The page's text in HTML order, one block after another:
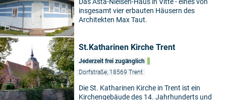
insgesamt vier erbauten Häusern des
Architekten Max Taut.
St.Katharinen Kirche Trent
Jederzeit frei zugänglich
Dorfstraße, 18569 Trent
Die St. Katharinen Kirche in Trent ist ein
Kirchengebäude des 14. Jahrhunderts und